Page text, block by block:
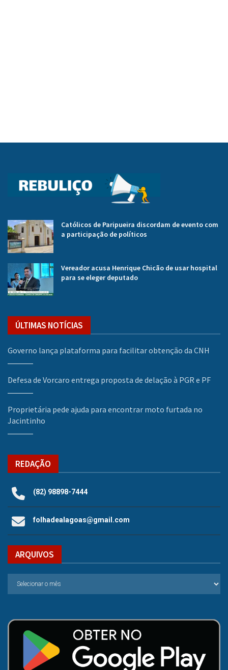
Católicos de Paripueira discordam de evento com
a participação de políticos
Vereador acusa Henrique Chicão de usar hospital
para se eleger deputado
ÚLTIMAS NOTÍCIAS
Governo lança plataforma para facilitar obtenção da CNH
Defesa de Vorcaro entrega proposta de delação à PGR e PF
Proprietária pede ajuda para encontrar moto furtada no
Jacintinho
REDAÇÃO
(82) 98898-7444
folhadealagoas@gmail.com
ARQUIVOS